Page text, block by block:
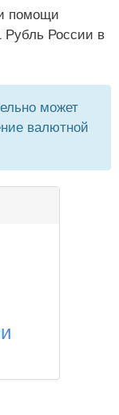
помощи
Рубль России в
может
валютной